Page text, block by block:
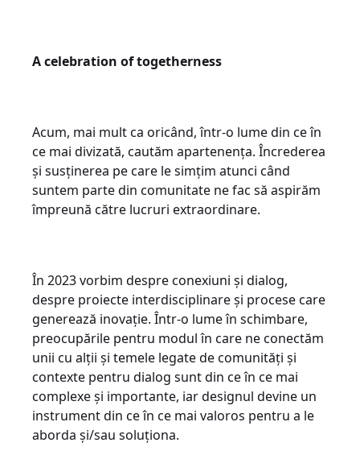
A celebration of togetherness
Acum, mai mult ca oricând, într-o lume din ce în
ce mai divizată, cautăm apartenența. Încrederea
și susținerea pe care le simțim atunci când
suntem parte din comunitate ne fac să aspirăm
împreună către lucruri extraordinare.
În 2023 vorbim despre conexiuni și dialog,
despre proiecte interdisciplinare și procese care
generează inovație. Într-o lume în schimbare,
preocupările pentru modul în care ne conectăm
unii cu alții și temele legate de comunități și
contexte pentru dialog sunt din ce în ce mai
complexe și importante, iar designul devine un
instrument din ce în ce mai valoros pentru a le
aborda și/sau soluționa.